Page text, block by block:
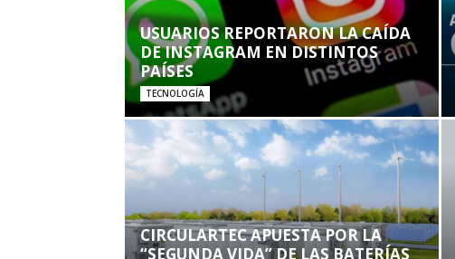
USUARIOS REPORTARON LA CAÍDA
DE INSTAGRAM EN DISTINTOS
PAÍSES
TECNOLOGÍA
CIRCULARTEC APUESTA POR LA
“SEGUNDA VIDA” DE LAS BATERÍAS